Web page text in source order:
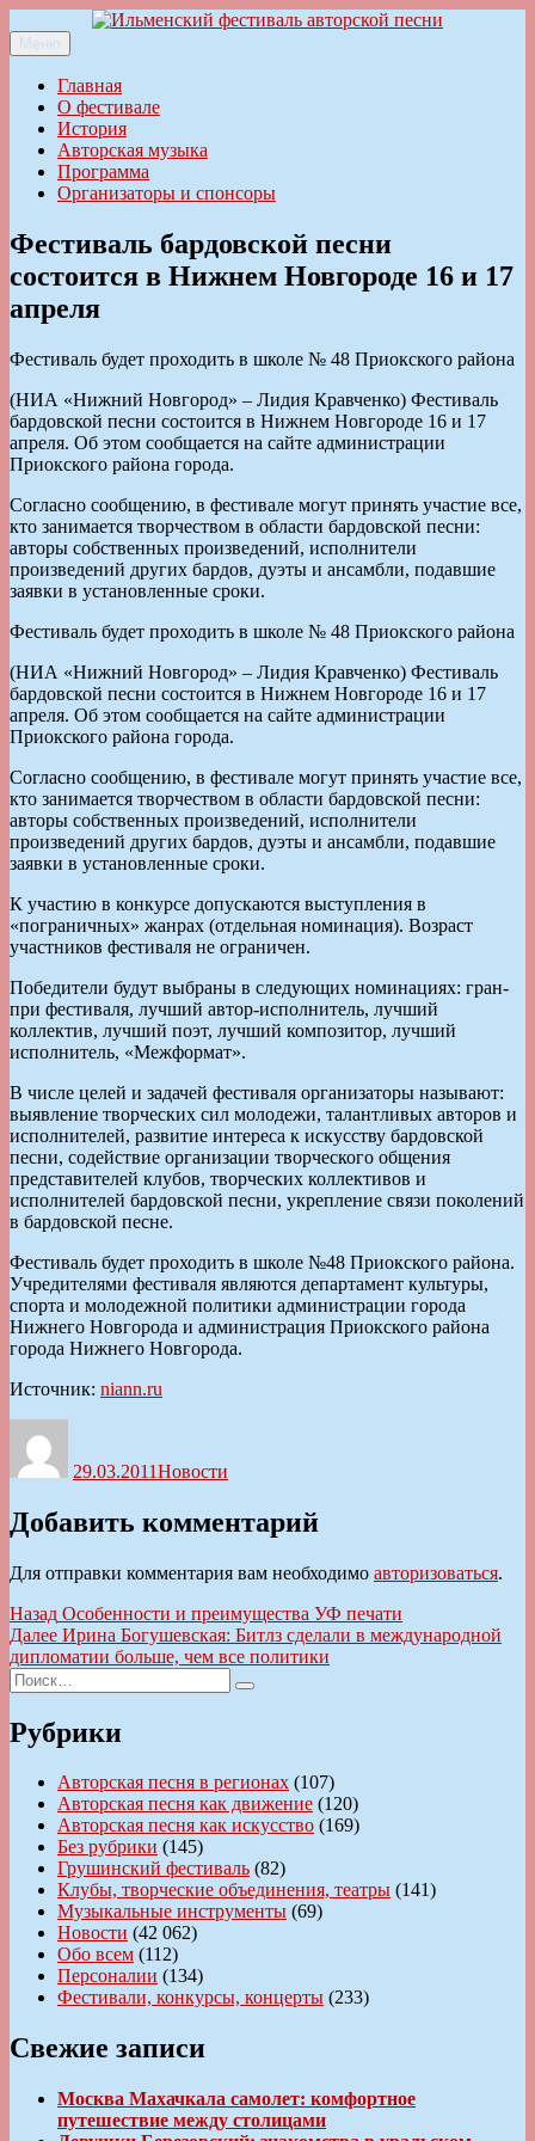
к
содержимому
Ильменский фестиваль авторской песни
Меню
Главная
О фестивале
История
Авторская музыка
Программа
Организаторы и спонсоры
Фестиваль бардовской песни
состоится в Нижнем Новгороде 16 и 17
апреля
Фестиваль будет проходить в школе № 48 Приокского района
(НИА «Нижний Новгород» – Лидия Кравченко) Фестиваль
бардовской песни состоится в Нижнем Новгороде 16 и 17
апреля. Об этом сообщается на сайте администрации
Приокского района города.
Согласно сообщению, в фестивале могут принять участие все,
кто занимается творчеством в области бардовской песни:
авторы собственных произведений, исполнители
произведений других бардов, дуэты и ансамбли, подавшие
заявки в установленные сроки.
Фестиваль будет проходить в школе № 48 Приокского района
(НИА «Нижний Новгород» – Лидия Кравченко) Фестиваль
бардовской песни состоится в Нижнем Новгороде 16 и 17
апреля. Об этом сообщается на сайте администрации
Приокского района города.
Согласно сообщению, в фестивале могут принять участие все,
кто занимается творчеством в области бардовской песни:
авторы собственных произведений, исполнители
произведений других бардов, дуэты и ансамбли, подавшие
заявки в установленные сроки.
К участию в конкурсе допускаются выступления в
«пограничных» жанрах (отдельная номинация). Возраст
участников фестиваля не ограничен.
Победители будут выбраны в следующих номинациях: гран-
при фестиваля, лучший автор-исполнитель, лучший
коллектив, лучший поэт, лучший композитор, лучший
исполнитель, «Межформат».
В числе целей и задачей фестиваля организаторы называют:
выявление творческих сил молодежи, талантливых авторов и
исполнителей, развитие интереса к искусству бардовской
песни, содействие организации творческого общения
представителей клубов, творческих коллективов и
исполнителей бардовской песни, укрепление связи поколений
в бардовской песне.
Фестиваль будет проходить в школе №48 Приокского района.
Учредителями фестиваля являются департамент культуры,
спорта и молодежной политики администрации города
Нижнего Новгорода и администрация Приокского района
города Нижнего Новгорода.
Источник: niann.ru
29.03.2011Новости
Добавить комментарий
Для отправки комментария вам необходимо авторизоваться.
Навигация
по
записям
Назад Предыдущая
запись:
Особенности и преимущества УФ печати
Далее Следующая
запись:
Ирина Богушевская: Битлз сделали в международной
дипломатии больше, чем все политики
Искать:
Поиск
Рубрики
Авторская песня в регионах (107)
Авторская песня как движение (120)
Авторская песня как искусство (169)
Без рубрики (145)
Грушинский фестиваль (82)
Клубы, творческие объединения, театры (141)
Музыкальные инструменты (69)
Новости (42 062)
Обо всем (112)
Персоналии (134)
Фестивали, конкурсы, концерты (233)
Свежие записи
Москва Махачкала самолет: комфортное
путешествие между столицами